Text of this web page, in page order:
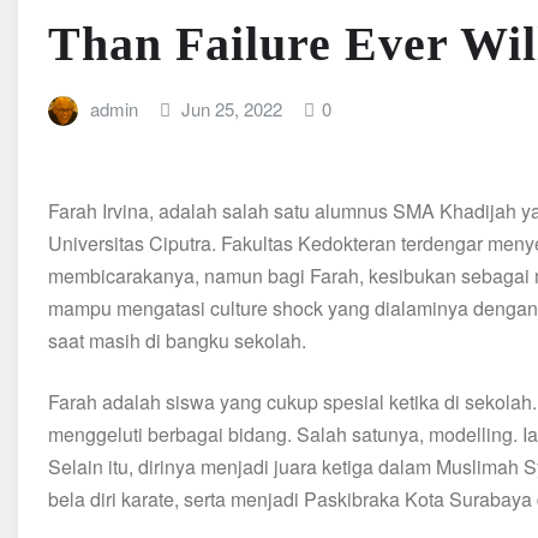
Than Failure Ever
admin Jun 25, 2022 0
Farah Irvina, adalah salah satu alumnus SMA Khadijah
Universitas Ciputra. Fakultas Kedokteran terdengar
membicarakanya, namun bagi Farah, kesibukan
mampu mengatasi culture shock yang dialaminya
saat masih di bangku sekolah.
Farah adalah siswa yang cukup spesial ketika di
menggeluti berbagai bidang. Salah satunya, modelling.
Selain itu, dirinya menjadi juara ketiga dalam Muslimah
bela diri karate, serta menjadi Paskibraka Kota